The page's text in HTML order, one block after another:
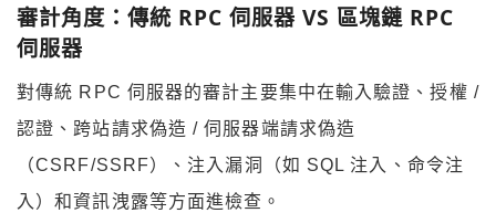
審計角度：傳統 RPC 伺服器 VS 區塊鏈 RPC
伺服器
對傳統 RPC 伺服器的審計主要集中在輸入驗證、授權 /
認證、跨站請求偽造 / 伺服器端請求偽造
（CSRF/SSRF）、注入漏洞（如 SQL 注入、命令注
入）和資訊洩露等方面進檢查。